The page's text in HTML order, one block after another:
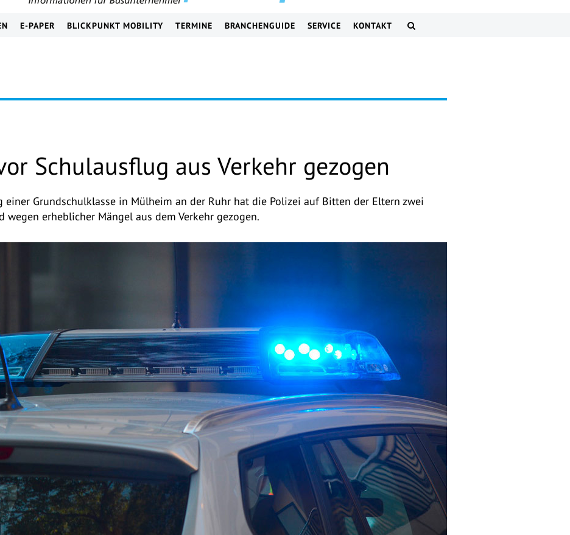
E-PAPER BLICKPUNKT MOBILITY TERMINE BRANCHENGUIDE SERVICE KONTAKT
Schulausflug aus Verkehr gezogen
einer Grundschulklasse in Mülheim an der Ruhr hat die Polizei auf Bitten der Eltern zwei
erheblicher Mängel aus dem Verkehr gezogen.